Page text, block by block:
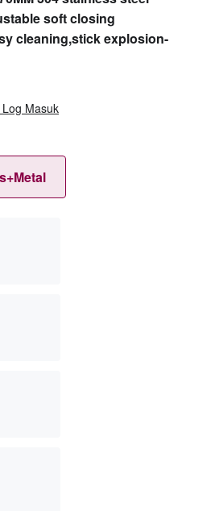
soft closing
cleaning,stick explosion-
Masuk